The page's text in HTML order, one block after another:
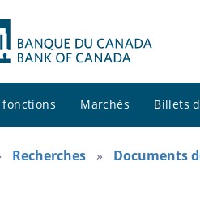
Marchés Billets
Recherches Documents